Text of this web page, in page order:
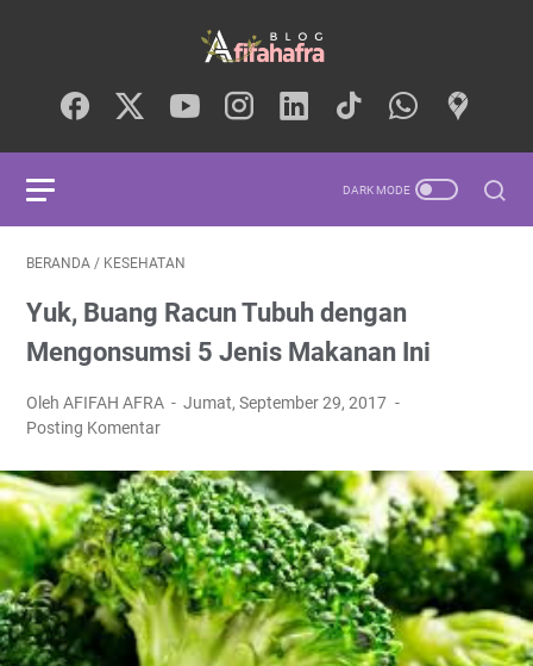
BERANDA / KESEHATAN
Yuk, Buang Racun Tubuh dengan
Mengonsumsi 5 Jenis Makanan Ini
Oleh AFIFAH AFRA
Jumat, September 29, 2017
Posting Komentar